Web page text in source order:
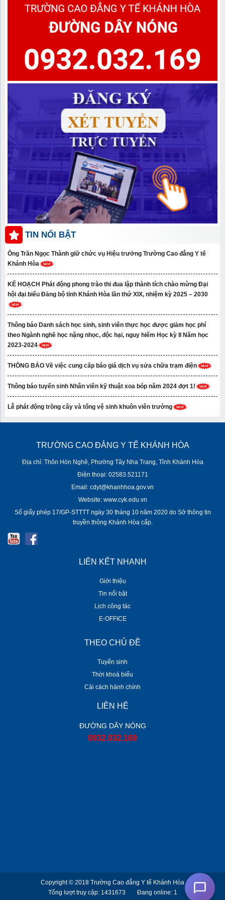
TIN NỔI BẬT
Ông Trần Ngọc Thành giữ chức vụ Hiệu trưởng Trường Cao đẳng Y tế
Khánh Hòa
KẾ HOẠCH Phát động phong trào thi đua lập thành tích chào mừng Đại
hội đại biểu Đảng bộ tỉnh Khánh Hòa lần thứ XIX, nhiệm kỳ 2025 – 2030
Thông báo Danh sách học sinh, sinh viên thực học được giảm học phí
theo Ngành nghề học nặng nhọc, độc hại, nguy hiểm Học kỳ II Năm học
2023-2024
THÔNG BÁO Về việc cung cấp báo giá dịch vụ sửa chữa trạm điện
Thông báo tuyển sinh Nhân viên kỹ thuật xoa bóp năm 2024 đợt 1!
Lễ phát động trồng cây và tổng vệ sinh khuôn viên trường
TRƯỜNG CAO ĐẲNG Y TẾ KHÁNH HÒA
Địa chỉ: Thôn Hòn Nghê, Phường Tây Nha Trang, Tỉnh Khánh Hòa
Điện thoại: 02583.521171
Email: cdyt@khanhhoa.gov.vn
Website: www.cyk.edu.vn
Số giấy phép 17/GP-STTTT ngày 30 tháng 10 năm 2020 do Sở thông tin
truyền thông Khánh Hòa cấp.
LIÊN KẾT NHANH
Giới thiệu
Tin nổi bật
Lịch công tác
E-OFFICE
THEO CHỦ ĐỀ
Tuyển sinh
Thời khoá biểu
Cải cách hành chính
LIÊN HỆ
ĐƯỜNG DÂY NÓNG
0932.032.169
Copyright © 2018 Trường Cao đẳng Y tế Khánh Hòa
Tổng lượt truy cập: 1431673
Đang online: 1